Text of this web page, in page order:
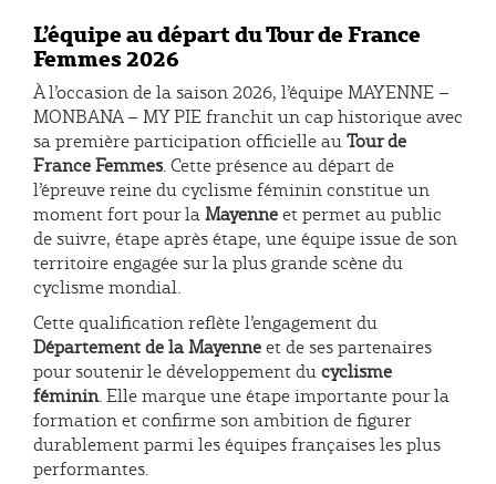
L’équipe au départ du Tour de France
Femmes 2026
À l’occasion de la saison 2026, l’équipe MAYENNE –
MONBANA – MY PIE franchit un cap historique avec
sa première participation officielle auTour de
France Femmes. Cette présence au départ de
l’épreuve reine du cyclisme féminin constitue un
moment fort pour laMayenneet permet au public
de suivre, étape après étape, une équipe issue de son
territoire engagée sur la plus grande scène du
cyclisme mondial.
Cette qualification reflète l’engagement du
Département de la Mayenneet de ses partenaires
pour soutenir le développement ducyclisme
féminin. Elle marque une étape importante pour la
formation et confirme son ambition de figurer
durablement parmi les équipes françaises les plus
performantes.